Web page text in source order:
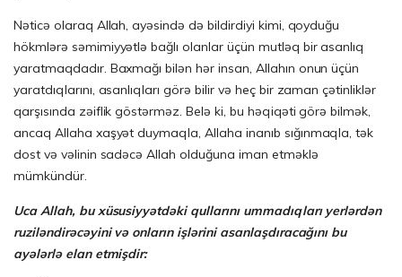
Nəticə olaraq Allah, ayəsində də bildirdiyi kimi, qoyduğu
hökmlərə səmimiyyətlə bağlı olanlar üçün mutləq bir asanlıq
yaratmaqdadır. Baxmağı bilən hər insan, Allahın onun üçün
yaratdıqlarını, asanlıqları görə bilir və heç bir zaman çətinliklər
qarşısında zəiflik göstərməz. Belə ki, bu həqiqəti görə bilmək,
ancaq Allaha xaşyət duymaqla, Allaha inanıb sığınmaqla, tək
dost və vəlinin sadəcə Allah olduğuna iman etməklə
mümkündür.
Uca Allah, bu xüsusiyyətdəki qullarını ummadıqları yerlərdən
ruziləndirəcəyini və onların işlərini asanlaşdıracağını bu
ayələrlə elan etmişdir: